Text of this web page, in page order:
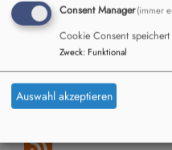
Unser Team
Consent Manager(immer
Cookie Consent
Zweck:Funktional
Auswahl akzeptieren